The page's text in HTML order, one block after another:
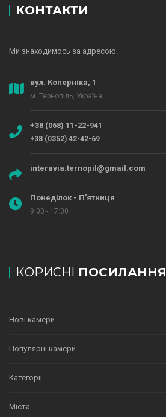
КОНТАКТИ
Ми знаходимось за адресою.
вул. Коперніка, 1
м. Тернопіль, Україна
+38 (068) 11-22-941
+38 (0352) 42-42-69
interavia.ternopil@gmail.com
Понеділок - П'ятниця
9:00 - 17:00
КОРИСНІ ПОСИЛАННЯ
Нові камери
Популярні камери
Категорії
Міста